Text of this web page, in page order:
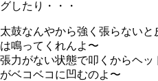
グしたり・・・
太鼓なんやから強く張らないと
は鳴ってくれんよ〜
張力がない状態で叩くからヘッ
がベコベコに凹むのよ〜